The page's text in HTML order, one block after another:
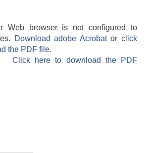
Web browser is not configured to
Download adobe Acrobatorclick
the PDF file.
Click here to download the PDF